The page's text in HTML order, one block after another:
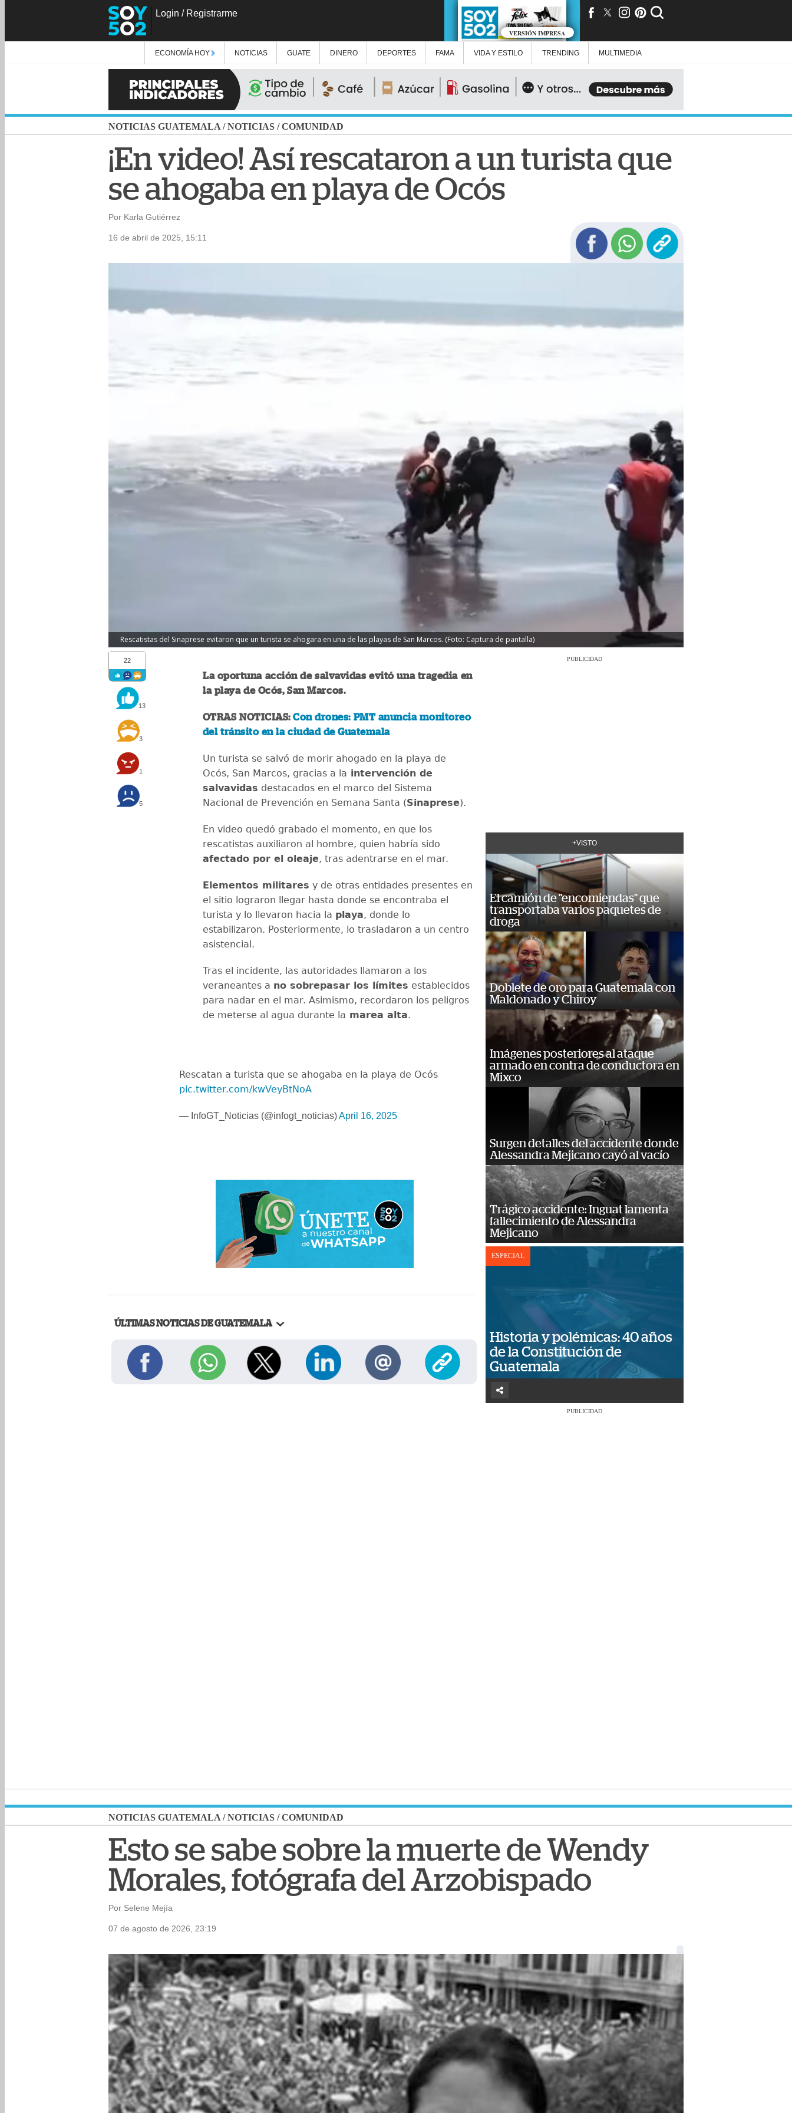
Login / Registrarme
VERSIÓN IMPRESA
ECONOMÍA HOY NOTICIAS GUATE DINERO DEPORTES FAMA VIDA Y ESTILO TRENDING MULTIMEDIA
NOTICIAS GUATEMALA /NOTICIAS /COMUNIDAD
¡En video! Así rescataron a un turista que
se ahogaba en playa de Ocós
Por Karla Gutiérrez
16 de abril de 2025, 15:11
Rescatistas del Sinaprese evitaron que un turista se ahogara en una de las playas de San Marcos. (Foto: Captura de pantalla)
22
13
3
1
5
La oportuna acción de salvavidas evitó una tragedia en
la playa de Ocós, San Marcos.
OTRAS NOTICIAS:Con drones: PMT anuncia monitoreo
del tránsito en la ciudad de Guatemala
Un turista se salvó de morir ahogado en la playa de
Ocós, San Marcos, gracias a la intervención de
salvavidas destacados en el marco del Sistema
Nacional de Prevención en Semana Santa (Sinaprese).
En video quedó grabado el momento, en que los
rescatistas auxiliaron al hombre, quien habría sido
afectado por el oleaje, tras adentrarse en el mar.
Elementos militares y de otras entidades presentes en
el sitio lograron llegar hasta donde se encontraba el
turista y lo llevaron hacia la playa, donde lo
estabilizaron. Posteriormente, lo trasladaron a un centro
asistencial.
Tras el incidente, las autoridades llamaron a los
veraneantes a no sobrepasar los límites establecidos
para nadar en el mar. Asimismo, recordaron los peligros
de meterse al agua durante la marea alta.
Rescatan a turista que se ahogaba en la playa de Ocós
pic.twitter.com/kwVeyBtNoA
— InfoGT_Noticias (@infogt_noticias)April 16, 2025
ÚLTIMAS NOTICIAS DE GUATEMALA
PUBLICIDAD
+VISTO
El camión de "encomiendas" que
transportaba varios paquetes de
droga
Doblete de oro para Guatemala con
Maldonado y Chiroy
Imágenes posteriores al ataque
armado en contra de conductora en
Mixco
Surgen detalles del accidente donde
Alessandra Mejicano cayó al vacío
Trágico accidente: Inguat lamenta
fallecimiento de Alessandra
Mejicano
ESPECIAL
Historia y polémicas: 40 años
de la Constitución de
Guatemala
PUBLICIDAD
NOTICIAS GUATEMALA /NOTICIAS /COMUNIDAD
Esto se sabe sobre la muerte de Wendy
Morales, fotógrafa del Arzobispado
Por Selene Mejía
07 de agosto de 2026, 23:19